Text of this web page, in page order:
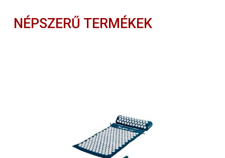
NÉPSZERŰ TERMÉKEK